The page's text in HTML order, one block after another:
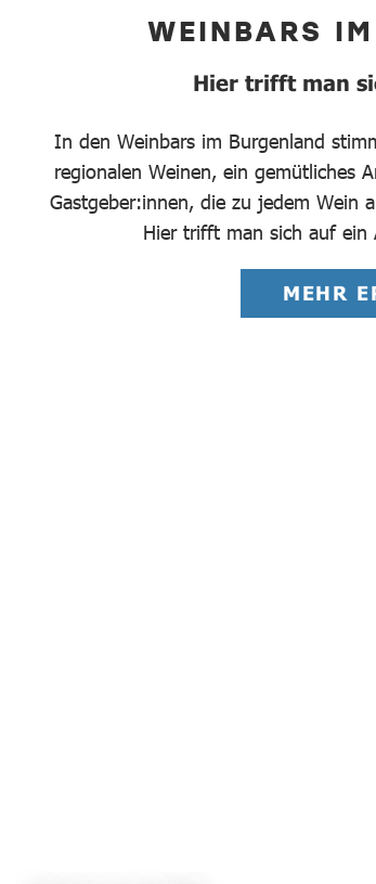
WEINBARS
Hier trifft man
In den Weinbars im Burgenland
regionalen Weinen, ein gemütliches
Gastgeber:innen, die zu jedem Wein
Hier trifft man sich auf ein
MEHR